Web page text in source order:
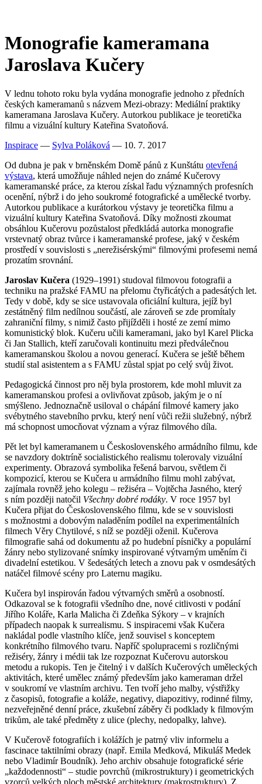
Monografie kameramana
Jaroslava Kučery
V lednu tohoto roku byla vydána monografie jednoho z předních
českých kameramanů s názvem Mezi-obrazy: Mediální praktiky
kameramana Jaroslava Kučery. Autorkou publikace je teoretička
filmu a vizuální kultury Kateřina Svatoňová.
Inspirace — Sylva Poláková — 10. 7. 2017
Od dubna je pak v brněnském Domě pánů z Kunštátu otevřená
výstava, která umožňuje náhled nejen do známé Kučerovy
kameramanské práce, za kterou získal řadu významných profesních
ocenění, nýbrž i do jeho soukromé fotografické a umělecké tvorby.
Autorkou publikace a kurátorkou výstavy je teoretička filmu a
vizuální kultury Kateřina Svatoňová. Díky možnosti zkoumat
obsáhlou Kučerovu pozůstalost předkládá autorka monografie
vrstevnatý obraz tvůrce i kameramanské profese, jaký v českém
prostředí v souvislosti s „nerežisérskými“ filmovými profesemi nemá
prozatím srovnání.
Jaroslav Kučera (1929–1991) studoval filmovou fotografii a
techniku na pražské FAMU na přelomu čtyřicátých a padesátých let.
Tedy v době, kdy se sice ustavovala oficiální kultura, jejíž byl
zestátněný film nedílnou součástí, ale zároveň se zde promítaly
zahraniční filmy, s nimiž často přijížděli i hosté ze zemí mimo
komunistický blok. Kučeru učili kameramani, jako byl Karel Plicka
či Jan Stallich, kteří zaručovali kontinuitu mezi předválečnou
kameramanskou školou a novou generací. Kučera se ještě během
studií stal asistentem a s FAMU zůstal spjat po celý svůj život.
Pedagogická činnost pro něj byla prostorem, kde mohl mluvit za
kameramanskou profesi a ovlivňovat způsob, jakým je o ní
smýšleno. Jednoznačně usiloval o chápání filmové kamery jako
svébytného stavebního prvku, který není vůči režii služebný, nýbrž
má schopnost umocňovat význam a výraz filmového díla.
Pět let byl kameramanem u Československého armádního filmu, kde
se navzdory doktríně socialistického realismu tolerovaly vizuální
experimenty. Obrazová symbolika řešená barvou, světlem či
kompozicí, kterou se Kučera u armádního filmu mohl zabývat,
zajímala rovněž jeho kolegu – režiséra ‒ Vojtěcha Jasného, který
s ním později natočil Všechny dobré rodáky. V roce 1957 byl
Kučera přijat do Československého filmu, kde se v souvislosti
s možnostmi a dobovým naladěním podílel na experimentálních
filmech Věry Chytilové, s níž se později oženil. Kučerova
filmografie sahá od dokumentu až po hudební písničky a populární
žánry nebo stylizované snímky inspirované výtvarným uměním či
divadelní estetikou. V šedesátých letech a znovu pak v osmdesátých
natáčel filmové scény pro Laternu magiku.
Kučera byl inspirován řadou výtvarných směrů a osobností.
Odkazoval se k fotografii všedního dne, nové citlivosti v podání
Jiřího Koláře, Karla Malicha či Zdeňka Sýkory ‒ v krajních
případech naopak k surrealismu. S inspiracemi však Kučera
nakládal podle vlastního klíče, jenž souvisel s konceptem
konkrétního filmového tvaru. Napříč spolupracemi s rozličnými
režiséry, žánry i médii tak lze rozpoznat Kučerovu autorskou
metodu a rukopis. Ten je čitelný i v dalších Kučerových uměleckých
aktivitách, které umělec známý především jako kameraman držel
v soukromí ve vlastním archivu. Ten tvoří jeho malby, výstřižky
z časopisů, fotografie a koláže, negativy, diapozitivy, rodinné filmy,
nezveřejněné denní práce, zkušební záběry či podklady k filmovým
trikům, ale také předměty z ulice (plechy, nedopalky, lahve).
V Kučerově fotografiích i kolážích je patrný vliv informelu a
fascinace taktilními obrazy (např. Emila Medková, Mikuláš Medek
nebo Vladimír Boudník). Jeho archiv obsahuje fotografické série
„každodennosti“ – studie povrchů (mikrostruktury) i geometrických
vzorců velkých ploch městské architektury (makrostruktury). Z